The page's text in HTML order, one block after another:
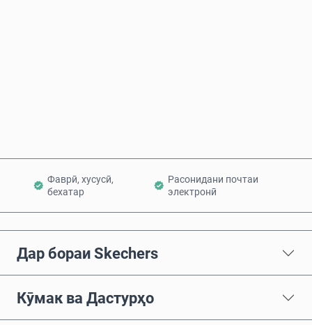
Фаврӣ, хусусӣ,
бехатар
Расонидани почтаи
электронӣ
Дар бораи Skechers
Кӯмак ва Дастурҳо